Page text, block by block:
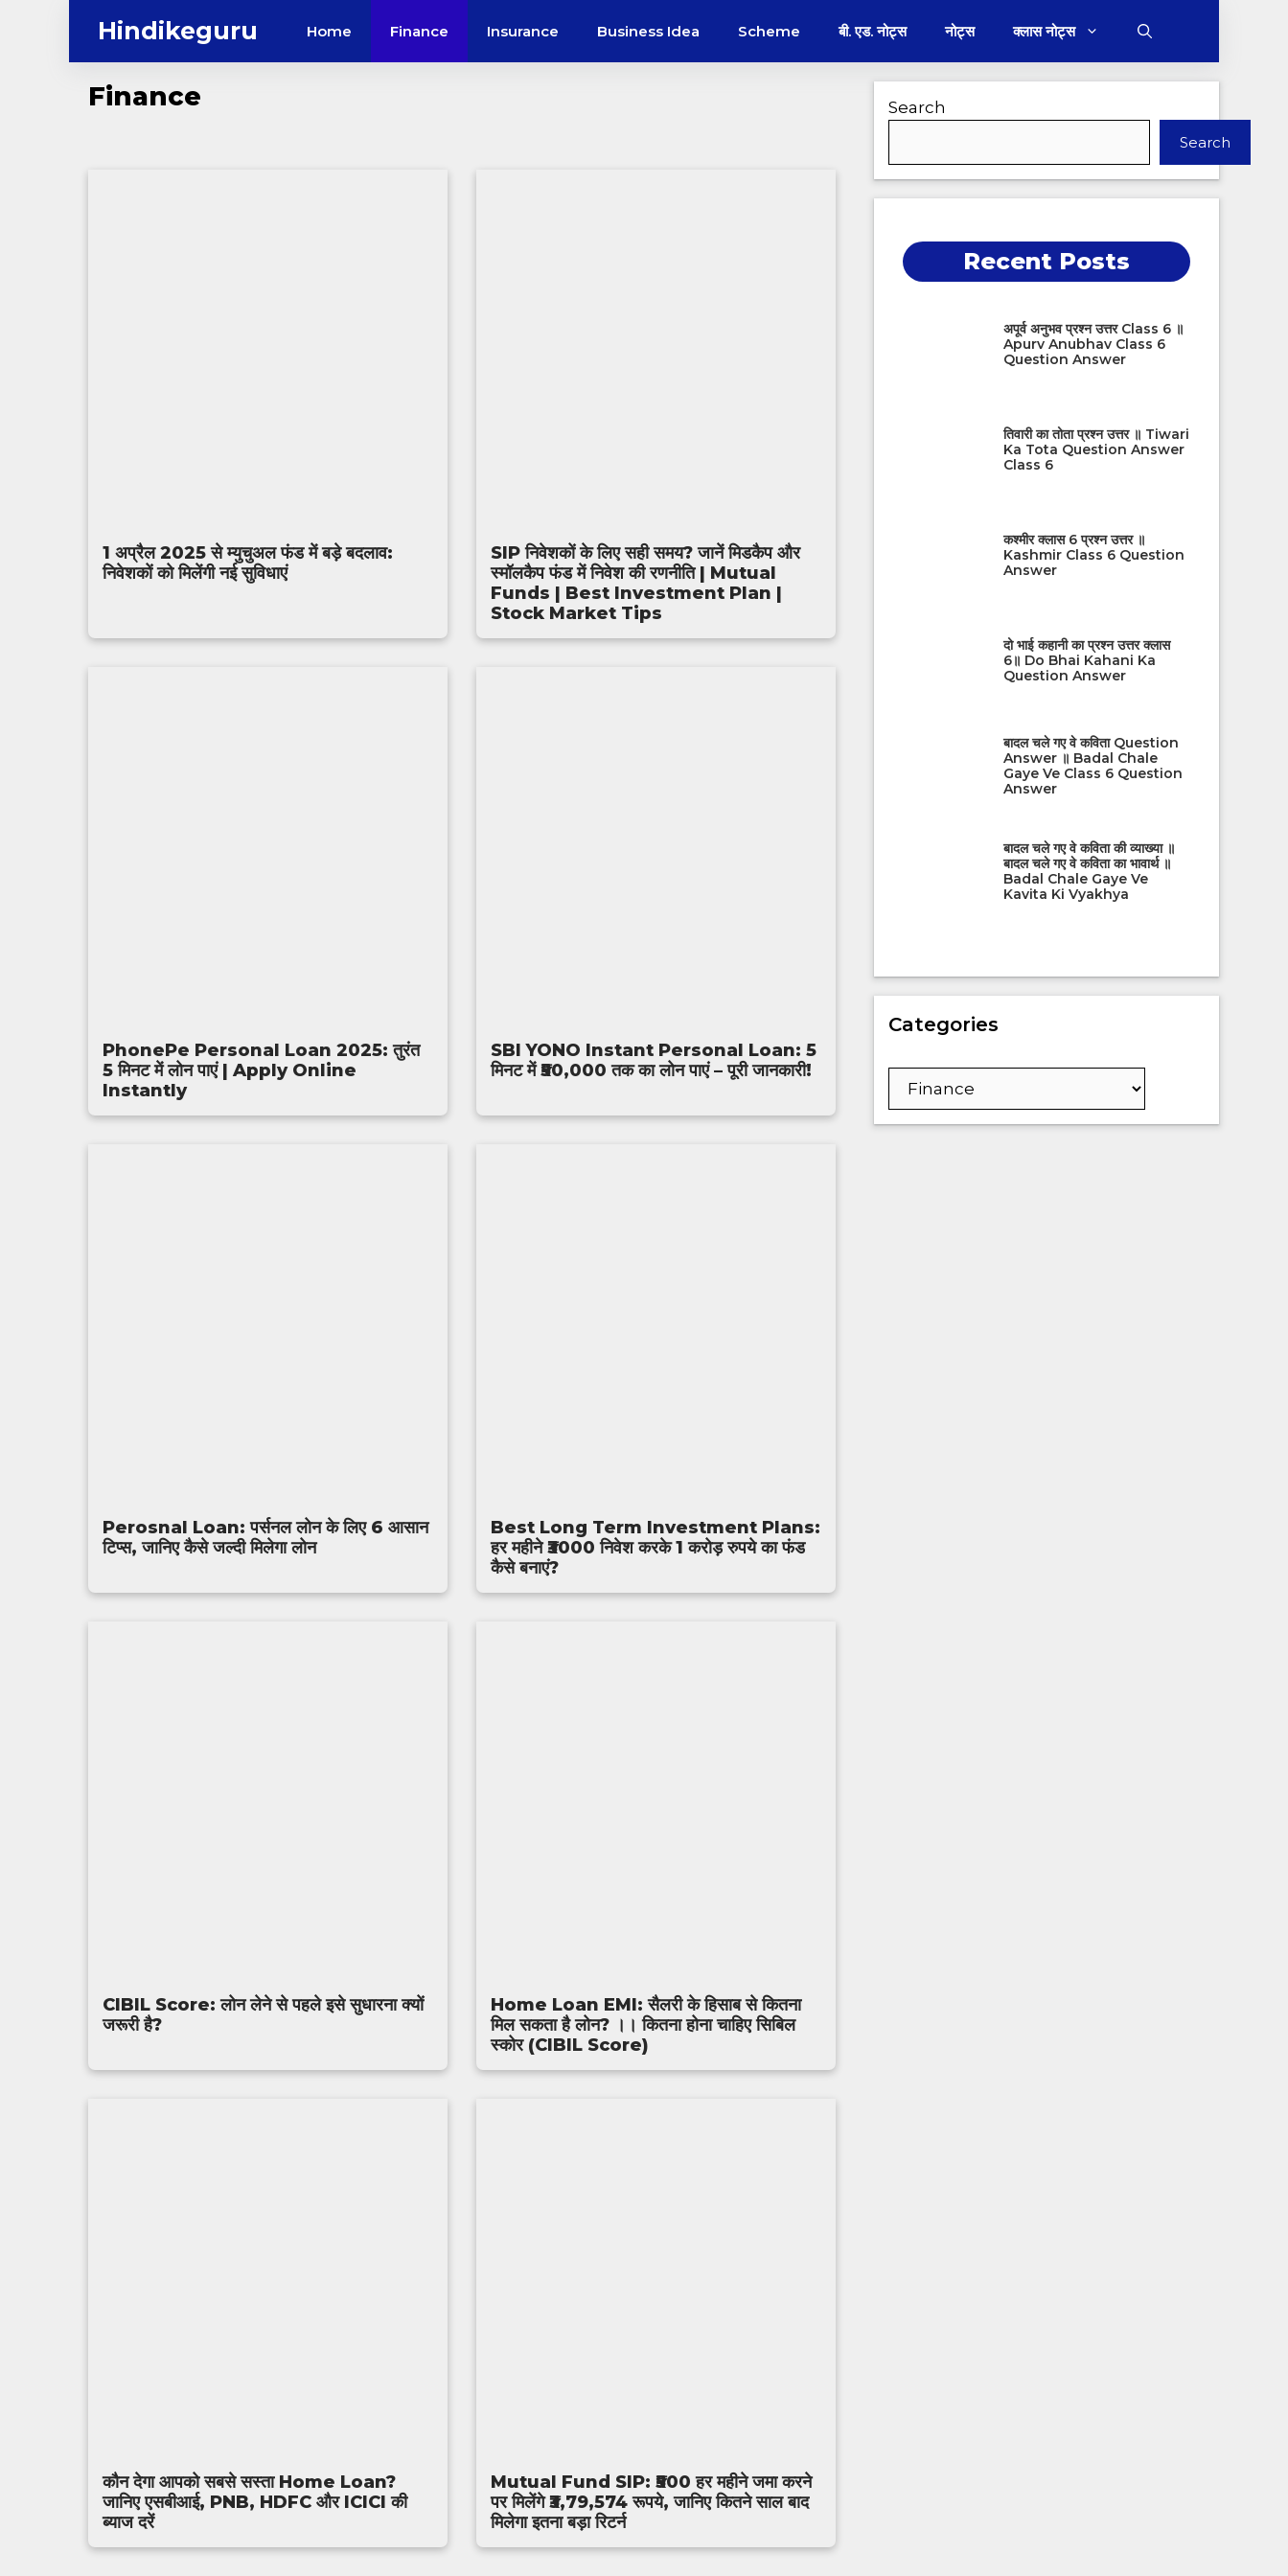
Hindikeguru Home Finance Insurance Business Idea Scheme बी. एड. नोट्स नोट्स क्लास नोट्स
Finance
1 अप्रैल 2025 से म्युचुअल फंड में बड़े बदलाव:
निवेशकों को मिलेंगी नई सुविधाएं
SIP निवेशकों के लिए सही समय? जानें मिडकैप और
स्मॉलकैप फंड में निवेश की रणनीति | Mutual
Funds | Best Investment Plan |
Stock Market Tips
PhonePe Personal Loan 2025: तुरंत
5 मिनट में लोन पाएं | Apply Online
Instantly
SBI YONO Instant Personal Loan: 5
मिनट में ₹50,000 तक का लोन पाएं – पूरी जानकारी!
Perosnal Loan: पर्सनल लोन के लिए 6 आसान
टिप्स, जानिए कैसे जल्दी मिलेगा लोन
Best Long Term Investment Plans:
हर महीने ₹3000 निवेश करके 1 करोड़ रुपये का फंड
कैसे बनाएं?
CIBIL Score: लोन लेने से पहले इसे सुधारना क्यों
जरूरी है?
Home Loan EMI: सैलरी के हिसाब से कितना
मिल सकता है लोन? ।। कितना होना चाहिए सिबिल
स्कोर (CIBIL Score)
कौन देगा आपको सबसे सस्ता Home Loan?
जानिए एसबीआई, PNB, HDFC और ICICI की
ब्याज दरें
Mutual Fund SIP: ₹500 हर महीने जमा करने
पर मिलेंगे ₹3,79,574 रूपये, जानिए कितने साल बाद
मिलेगा इतना बड़ा रिटर्न
Search
Search
Recent Posts
अपूर्व अनुभव प्रश्न उत्तर Class 6 ॥
Apurv Anubhav Class 6
Question Answer
तिवारी का तोता प्रश्न उत्तर ॥ Tiwari
Ka Tota Question Answer
Class 6
कश्मीर क्लास 6 प्रश्न उत्तर ॥
Kashmir Class 6 Question
Answer
दो भाई कहानी का प्रश्न उत्तर क्लास
6॥ Do Bhai Kahani Ka
Question Answer
बादल चले गए वे कविता Question
Answer ॥ Badal Chale
Gaye Ve Class 6 Question
Answer
बादल चले गए वे कविता की व्याख्या ॥
बादल चले गए वे कविता का भावार्थ ॥
Badal Chale Gaye Ve
Kavita Ki Vyakhya
Categories
Categories